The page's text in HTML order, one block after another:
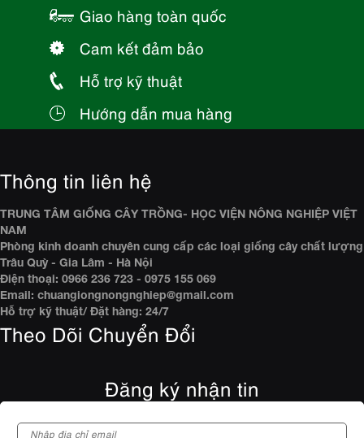
Giao hàng toàn quốc
Cam kết đảm bảo
Hỗ trợ kỹ thuật
Hướng dẫn mua hàng
Thông tin liên hệ
TRUNG TÂM GIỐNG CÂY TRỒNG- HỌC VIỆN NÔNG NGHIỆP VIỆT
NAM
Phòng kinh doanh chuyên cung cấp các loại giống cây chất lượng
Trâu Quỳ - Gia Lâm - Hà Nội
Điện thoại: 0966 236 723 - 0975 155 069
Email: chuangiongnongnghiep@gmail.com
Hỗ trợ kỹ thuật/ Đặt hàng: 24/7
Theo Dõi Chuyển Đổi
Đăng ký nhận tin